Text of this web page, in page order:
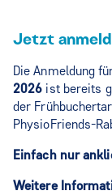
Jetzt
Die Anmeldung
2026 ist bereits
der
PhysioFriends-
Einfach nur
Weitere